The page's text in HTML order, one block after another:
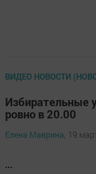
ВИДЕО НОВОСТИ
Избирательные
ровно в 20.00
Елена Маврина, 19
...